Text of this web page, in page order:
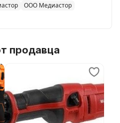
ООО Медиастор
продавца